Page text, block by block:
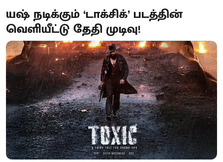
யஷ் நடிக்கும் ‘டாக்சிக்’ படத்தின்
வெளியீட்டு தேதி முடிவு!